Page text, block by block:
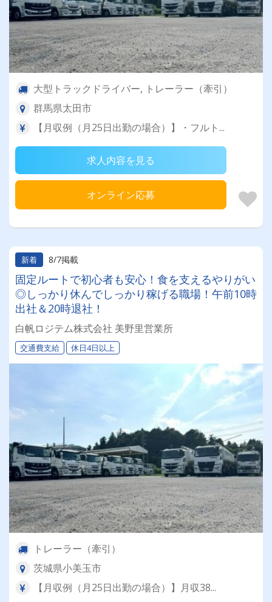
大型トラックドライバー, トレーラー（牽引）
群馬県太田市
【月収例（月25日出勤の場合）】・フルト...
求人内容を見る
オンライン応募
新着 8/7掲載
固定ルートで初心者も安心！食を支えるやりがい
◎しっかり休んでしっかり稼げる職場！午前10時
出社＆20時退社！
白帆ロジテム株式会社 美野里営業所
交通費支給 休日4日以上
トレーラー（牽引）
茨城県小美玉市
【月収例（月25日出勤の場合）】月収38...